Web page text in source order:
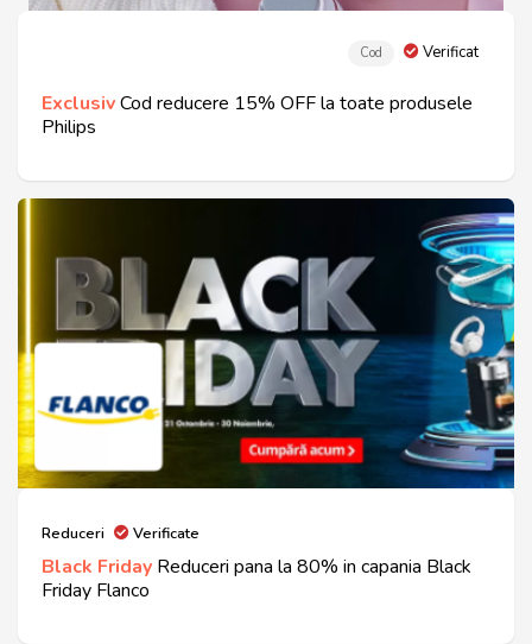
Cod Verificat
ExclusivCod reducere 15% OFF la toate produsele
Philips
Reduceri Verificate
Black Friday Reduceri pana la 80% in capania Black
Friday Flanco